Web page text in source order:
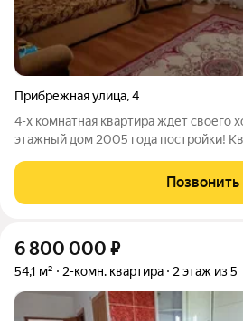
Прибрежная улица,4
4-х комнатная квартира ждет своего
этажный дом 2005 года постройки!
состоянии: обои. натяжные потолки,
лоджии. Шкаф-купе в
Позвонить
6 800 000 ₽
54,1 м² 2-комн. квартира 2 этаж из 5